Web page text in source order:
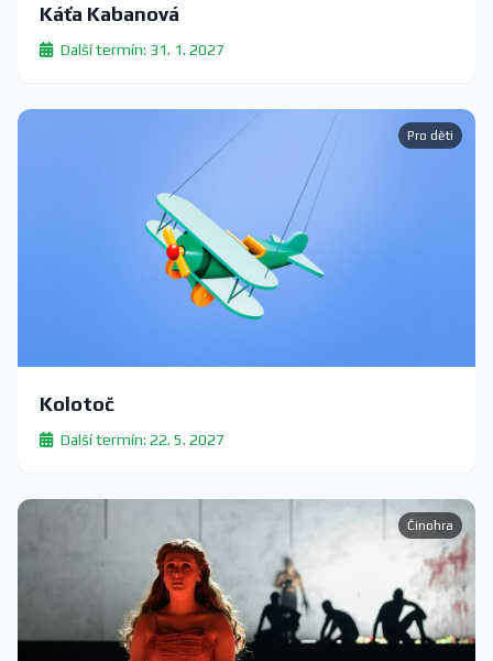
Káťa Kabanová
Další termín: 31. 1. 2027
Pro děti
Kolotoč
Další termín: 22. 5. 2027
Činohra